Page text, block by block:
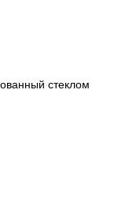
стеклом